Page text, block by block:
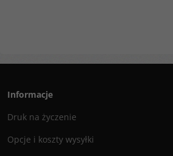
Informacje
Druk na życzenie
Opcje i koszty wysyłki